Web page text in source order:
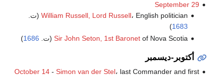
September 29
William Russell, Lord Russell، English politician (ت.
1683
)
Sir John Seton, 1st Baronet of Nova Scotia (ت. 1686
)
أكتوبر-ديسمبر
October 14- Simon van der Stel، last Commander and first